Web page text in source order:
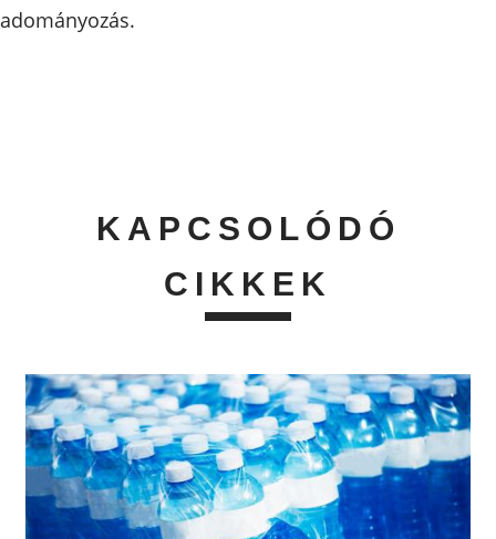
adományozás.
KAPCSOLÓDÓ
CIKKEK